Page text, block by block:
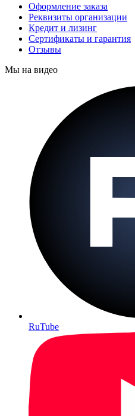
Оформление заказа
Реквизиты организации
Кредит и лизинг
Сертификаты и гарантия
Отзывы
Мы на видео
RuTube